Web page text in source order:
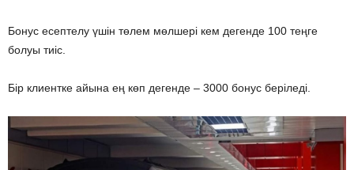
Бонус есептелу үшін төлем мөлшері кем дегенде 100 теңге
болуы тиіс.
Бір клиентке айына ең көп дегенде – 3000 бонус беріледі.